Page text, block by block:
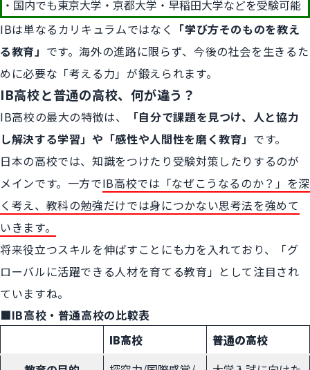
国内でも東京大学・京都大学・早稲田大学などを受験可能
IBは単なるカリキュラムではなく
「学び方そのものを教え
る教育」 です。海外の進路に限らず、今後の社会を生きるた
めに必要な「考える力」が鍛えられます。
IB高校と普通の高校、何が違う？
IB高校の最大の特徴は、
「自分で課題を見つけ、人と協力
し解決する学習」や「感性や人間性を磨く教育」 です。
日本の高校では、知識をつけたり受験対策したりするのが
メインです。一方でIB高校では「なぜこうなるのか？」を深
く考え、教科の勉強だけでは身につかない思考法を強めて
いきます。
将来役立つスキルを伸ばすことにも力を入れており、「グ
ローバルに活躍できる人材を育てる教育」として注目され
ていますね。
■IB高校・普通高校の比較表
IB高校
普通の高校